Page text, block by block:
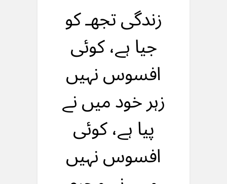
زندگی تجهـ کو
جیا ہے، کوئی
افسوس نہیں
زہر خود میں نے
پیا ہے، کوئی
افسوس نہیں